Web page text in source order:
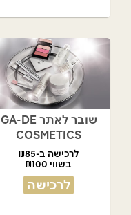
שובר לאתר GA-DE
COSMETICS
לרכישה ב-₪85
בשווי ₪100
לרכישה